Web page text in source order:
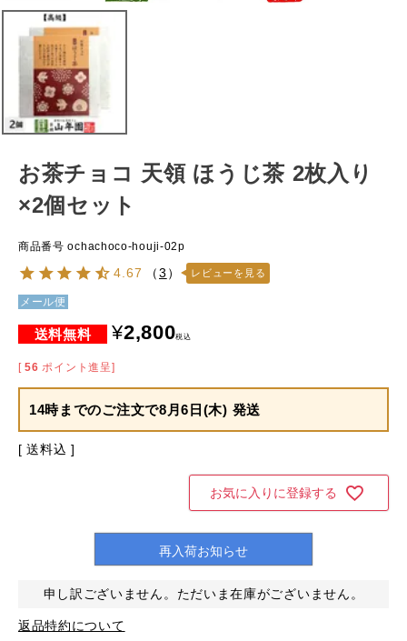
お茶チョコ 天領 ほうじ茶 2枚入り
×2個セット
商品番号 ochachoco-houji-02p
4.67 （3 ） レビューを見る
メール便
¥2,800税込
[ 56 ポイント進呈]
14時までのご注文で8月6日(木) 発送
送料込
お気に入りに登録する
再入荷お知らせ
申し訳ございません。ただいま在庫がございません。
返品特約について